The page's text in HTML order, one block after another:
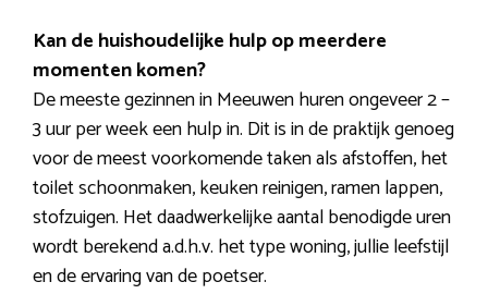
Kan de huishoudelijke hulp op meerdere
momenten komen?
De meeste gezinnen in Meeuwen huren ongeveer 2 –
3 uur per week een hulp in. Dit is in de praktijk genoeg
voor de meest voorkomende taken als afstoffen, het
toilet schoonmaken, keuken reinigen, ramen lappen,
stofzuigen. Het daadwerkelijke aantal benodigde uren
wordt berekend a.d.h.v. het type woning, jullie leefstijl
en de ervaring van de poetser.